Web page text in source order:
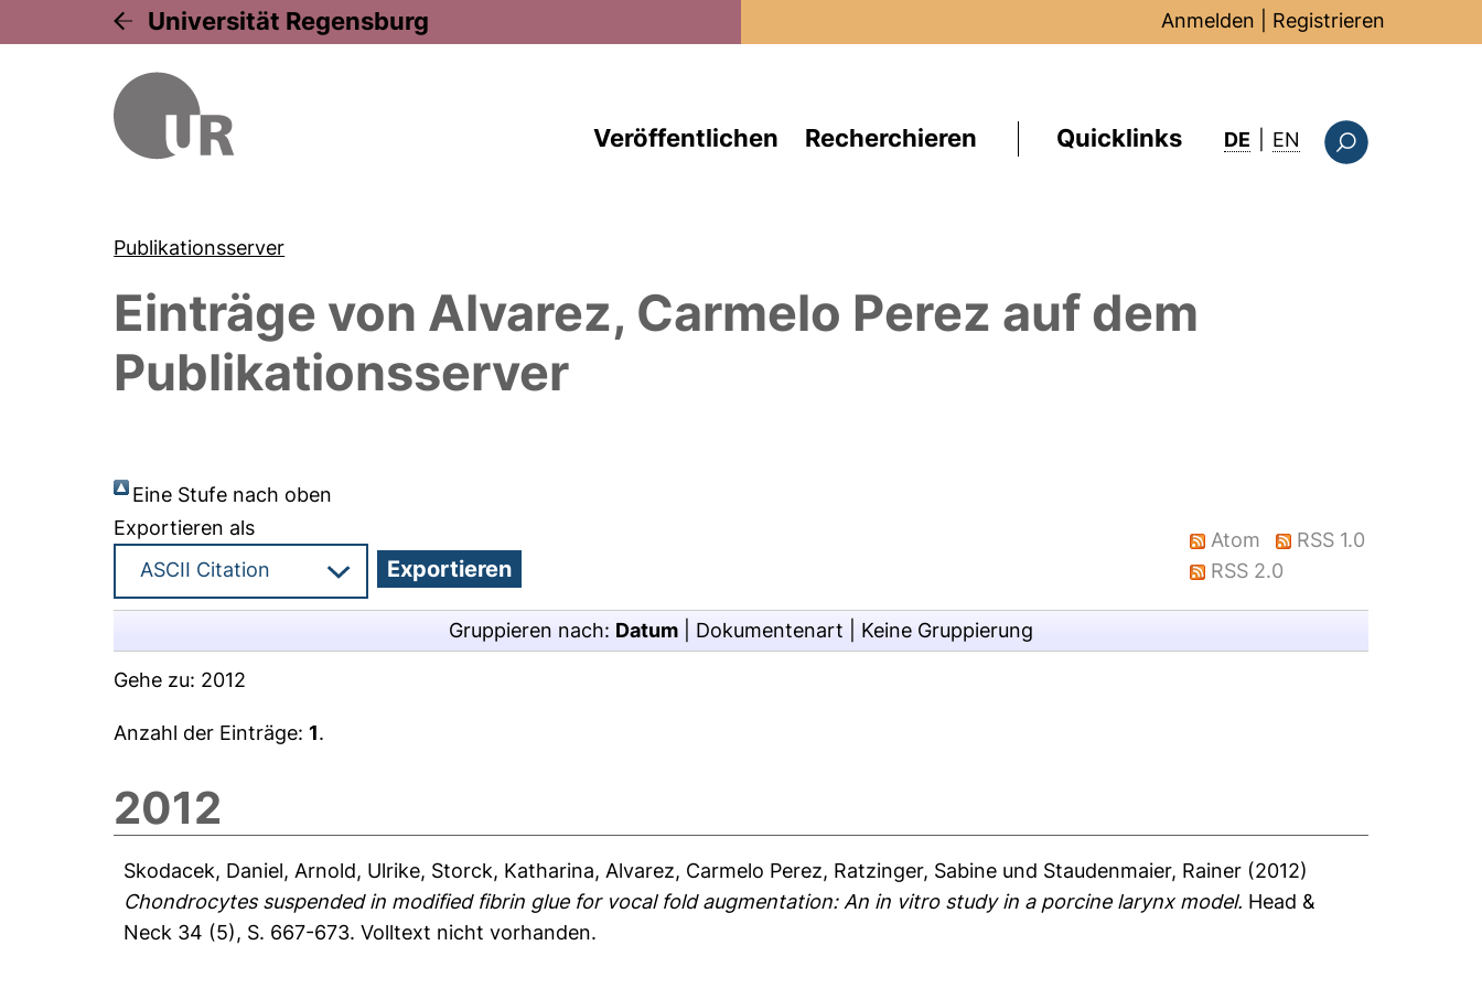
Universität Regensburg Anmelden Registrieren
Veröffentlichen Recherchieren Quicklinks DE EN : this page in
Publikationsserver
Einträge von Alvarez, Carmelo Perez auf dem
Publikationsserver
Eine Stufe nach oben
Exportieren als
Atom
RSS 1.0
RSS 2.0
Gruppieren nach: Datum Dokumentenart Keine Gruppierung
Gehe zu: 2012
Anzahl der Einträge:1.
2012
Skodacek, Daniel, Arnold, Ulrike, Storck, Katharina, Alvarez, Carmelo Perez, Ratzinger, Sabine und Staudenmaier, Rainer (2012)
Chondrocytes suspended in modified fibrin glue for vocal fold augmentation: An in vitro study in a porcine larynx model. Head &
Neck 34 (5), S. 667-673.Volltext nicht vorhanden.